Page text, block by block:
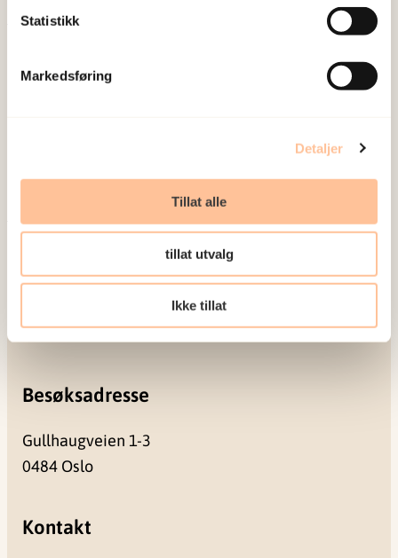
Statistikk
Markedsføring
Detaljer
Tillat alle
tillat utvalg
Ikke tillat
Ansatte
Seminarer og arrangementer
Meld deg på vårt nyhetsbrev
0409 Oslo
Besøksadresse
Gullhaugveien 1-3
0484 Oslo
Kontakt